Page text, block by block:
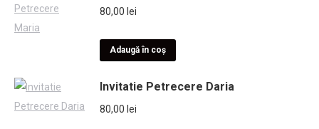
80,00 lei
Adaugă în coș
Invitatie Petrecere Daria
80,00 lei